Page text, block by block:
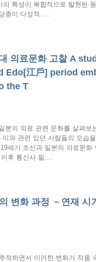
특성이 복합적으로 발현된
층이 다성적 ....
의료문화 고찰 A
Edo[江戶] period
the T
본의 의료 관련 문화를 살펴보
와 관련 있던 사람들의 모습
세기 조선과 일본의 의료문화
후 통신사 필....
변화 과정 －연재 시
적하면서 이러한 변화가 작품